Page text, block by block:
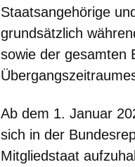
Staatsangehörige
grundsätzlich
sowie der gesamten
Ab dem 1. Januar
sich in der
Mitgliedstaat